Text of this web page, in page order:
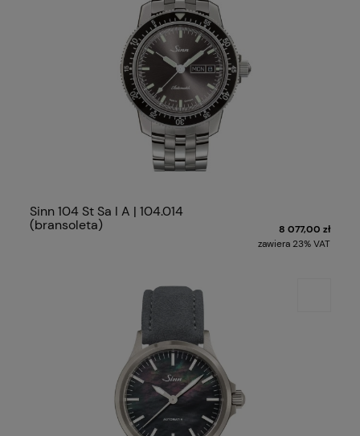
Sinn 104 St Sa I A | 104.014
(bransoleta)
8 077,00 zł
zawiera 23% VAT